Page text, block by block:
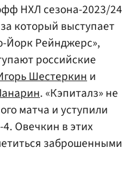
НХЛ сезона-2023/24
который выступает
Йорк Рейнджерс»,
российские
Шестеркин и
. «Кэпиталз» не
матча и уступили
4. Овечкин в этих
заброшенными